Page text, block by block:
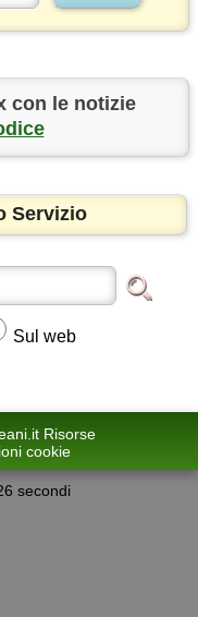
con le notizie
Servizio
Sul web
Risorse
cookie
secondi